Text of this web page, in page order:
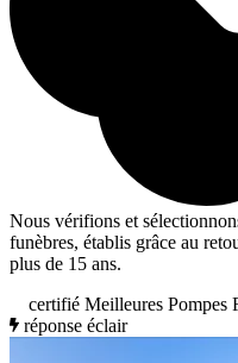
Nous vérifions et
funèbres, établis grâce au
plus de 15 ans.
certifié Meilleures Pompes
réponse éclair